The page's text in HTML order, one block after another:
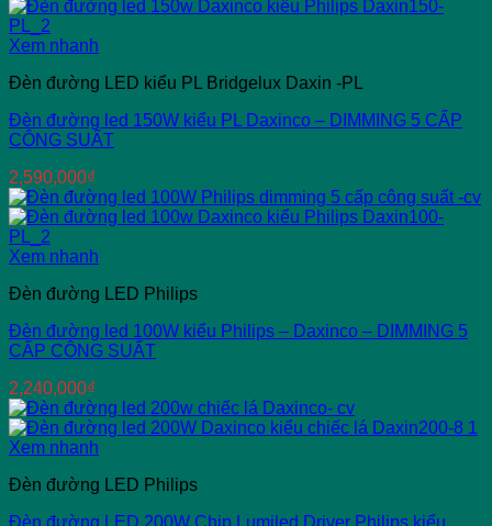
Xem nhanh
Đèn đường LED kiểu PL Bridgelux Daxin -PL
Đèn đường led 150W kiểu PL Daxinco – DIMMING 5 CẤP
CÔNG SUẤT
2,590,000₫
Xem nhanh
Đèn đường LED Philips
Đèn đường led 100W kiểu Philips – Daxinco – DIMMING 5
CẤP CÔNG SUẤT
2,240,000₫
Xem nhanh
Đèn đường LED Philips
Đèn đường LED 200W Chip Lumiled Driver Philips kiểu